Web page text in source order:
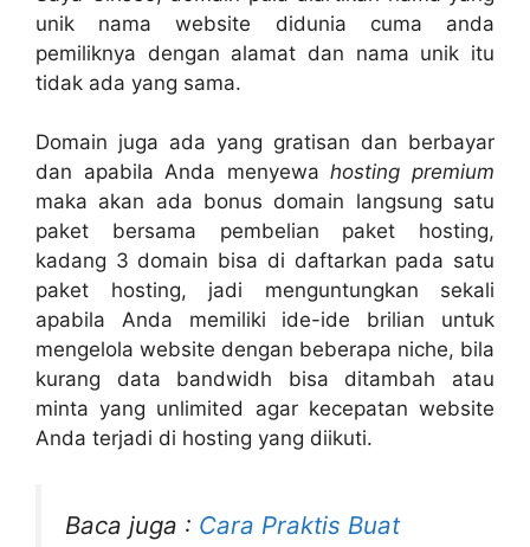
unik nama website didunia cuma anda
pemiliknya dengan alamat dan nama unik itu
tidak ada yang sama.
Domain juga ada yang gratisan dan berbayar
dan apabila Anda menyewahosting premium
maka akan ada bonus domain langsung satu
paket bersama pembelian paket hosting,
kadang 3 domain bisa di daftarkan pada satu
paket hosting, jadi menguntungkan sekali
apabila Anda memiliki ide-ide brilian untuk
mengelola website dengan beberapa niche, bila
kurang data bandwidh bisa ditambah atau
minta yang unlimited agar kecepatan website
Anda terjadi di hosting yang diikuti.
Baca juga : Cara Praktis Buat